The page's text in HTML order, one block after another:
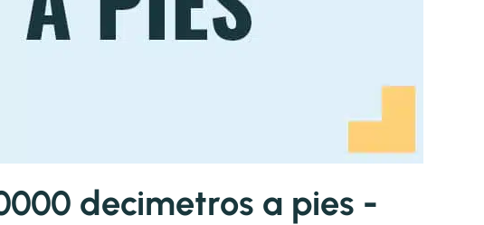
decimetros a pies -